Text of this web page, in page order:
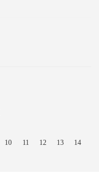
10 11 12 13
14